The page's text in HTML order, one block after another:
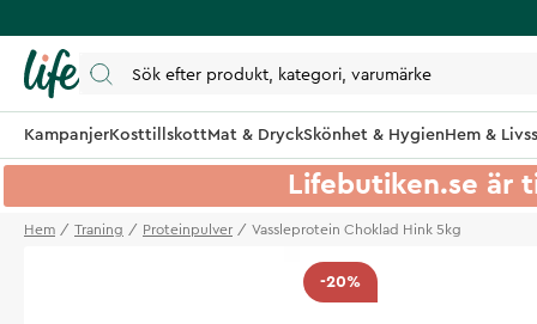
KampanjerKosttillskottMat & DryckSkönhet & HygienHem &
Lifebutiken.se är
Hem Traning Proteinpulver Vassleprotein Choklad Hink 5kg
-20%